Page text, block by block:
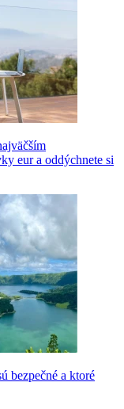
eur a oddýchnete si
bezpečné a ktoré